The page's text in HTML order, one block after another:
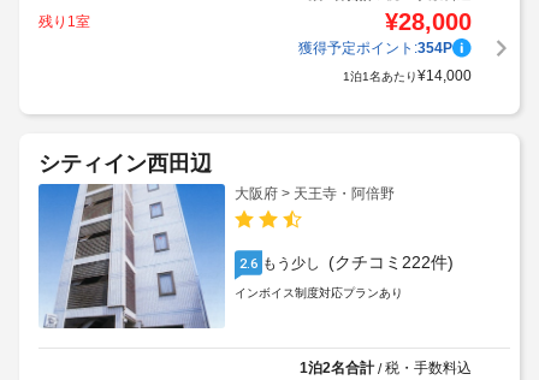
残り1室
¥28,000
獲得予定ポイント:354P
1泊1名あたり¥14,000
シティイン西田辺
大阪府 > 天王寺・阿倍野
2.6 もう少し (クチコミ222件)
インボイス制度対応プランあり
1泊2名合計/税・手数料込